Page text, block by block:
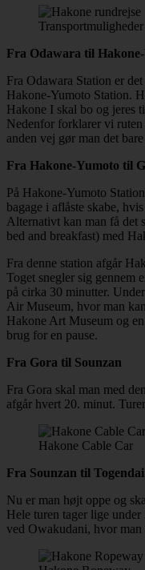
Fra Odawara til
Fra Odawara Station er
Hakone-Yumoto Station.
Hakone I skal bo og jeres
Nedenfor forklarer vi
anden vej gør man det
Fra Hakone-Yumoto til
På Hakone-Yumoto
bagage i aflåste skabe,
Alternativt kan man få det
bed and breakfast) med
Fra denne station afgår
Toget snegler sig gennem
på cirka 30 minutter.
Air Museum, hvor man
Hakone Art Museum og
brug for en pause.
Fra Gora til Sounzan
Fra Gora skal man med
afgår hvert 20. minut.
Hakone Cable Car
Fra Sounzan til Togendai
Nu er man højt oppe og
Hele turen tager lige
ved Owakudani, hvor